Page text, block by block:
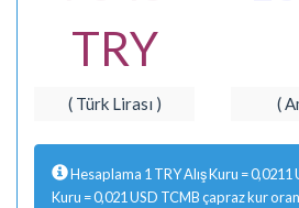
TRY
( Türk Lirası ) (
Hesaplama 1 TRY Alış Kuru = 0,0211
Kuru = 0,021 USD TCMB çapraz kur